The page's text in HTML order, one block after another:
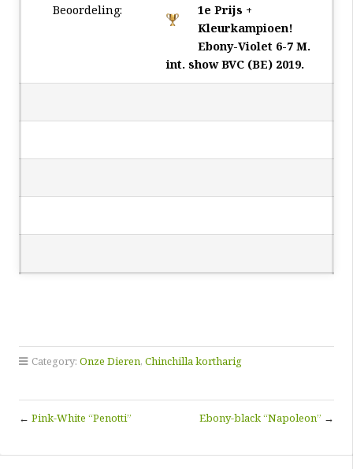
Beoordeling:
1e Prijs +
Kleurkampioen!
Ebony-Violet 6-7 M.
int. show BVC (BE) 2019.
Category: Onze Dieren, Chinchilla kortharig
← Pink-White “Penotti” Ebony-black “Napoleon” →